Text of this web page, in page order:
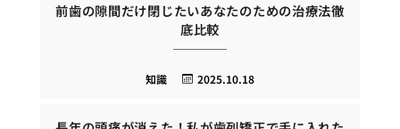
前歯の隙間だけ閉じたいあなたのための治療法徹
底比較
2025.10.18
知識